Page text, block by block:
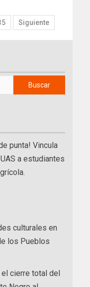
Siguiente
Buscar
punta! Vincula
a estudiantes
culturales en
los Pueblos
cierre total del